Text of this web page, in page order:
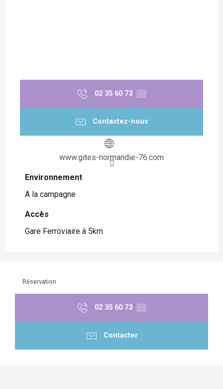
02 35 60 73 ▒▒
Contactez-nous
www.gites-normandie-76.com
Environnement
Environnement
A la campagne
Accès
Accès
Gare Ferroviaire à 5km
Réservation
02 35 60 73 ▒▒
Contacter